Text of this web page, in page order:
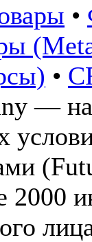
•
•
—